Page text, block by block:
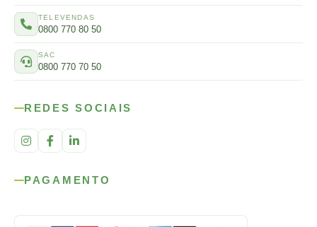
TELEVENDAS
0800 770 80 50
SAC
0800 770 70 50
REDES SOCIAIS
PAGAMENTO